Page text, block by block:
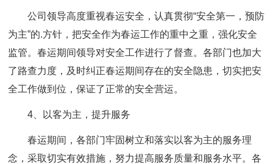
公司领导高度重视春运安全，认真贯彻“安全第一，预防
为主”的.方针，把安全作为春运工作的重中之重，强化安全
监管。春运期间领导对安全工作进行了督查。各部门也加大
了路查力度，及时纠正春运期间存在的安全隐患，切实把安
全工作做到位，保证了正常的安全营运。
4、以客为主，提升服务
春运期间，各部门牢固树立和落实以客为主的服务理
念，采取切实有效措施，努力提高服务质量和服务水平。各